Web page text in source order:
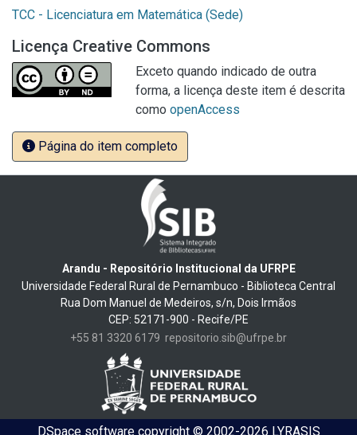
TCC - Licenciatura em Matemática (Sede)
Licença Creative Commons
Exceto quando indicado de outra
forma, a licença deste item é descrita
como openAccess
Página do item completo
Arandu - Repositório Institucional da UFRPE
Universidade Federal Rural de Pernambuco - Biblioteca Central
Rua Dom Manuel de Medeiros, s/n, Dois Irmãos
CEP: 52171-900 - Recife/PE
+55 81 3320 6179 repositorio.sib@ufrpe.br
DSpace softwarecopyright © 2002-2026 LYRASIS